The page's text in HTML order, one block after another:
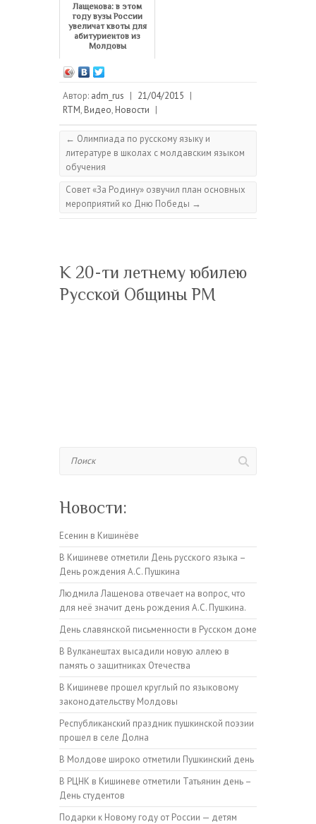
Лащенова: в этом
году вузы России
увеличат квоты для
абитуриентов из
Молдовы
Автор: adm_rus | 21/04/2015 |
RTM, Видео, Новости |
← Олимпиада по русскому языку и
литературе в школах с молдавским языком
обучения
Совет «За Родину» озвучил план основных
мероприятий ко Дню Победы →
К 20-ти летнему юбилею
Русской Общины РМ
Новости:
Есенин в Кишинёве
В Кишиневе отметили День русского языка –
День рождения А.С. Пушкина
Людмила Лащенова отвечает на вопрос, что
для неё значит день рождения А.С. Пушкина.
День славянской письменности в Русском доме
В Вулканештах высадили новую аллею в
память о защитниках Отечества
В Кишиневе прошел круглый по языковому
законодательству Молдовы
Республиканский праздник пушкинской поэзии
прошел в селе Долна
В Молдове широко отметили Пушкинский день
В РЦНК в Кишиневе отметили Татьянин день –
День студентов
Подарки к Новому году от России — детям